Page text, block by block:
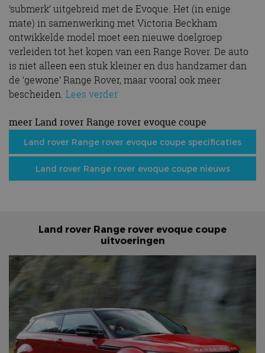
‘submerk’ uitgebreid met de Evoque. Het (in enige
mate) in samenwerking met Victoria Beckham
ontwikkelde model moet een nieuwe doelgroep
verleiden tot het kopen van een Range Rover. De auto
is niet alleen een stuk kleiner en dus handzamer dan
de ‘gewone’ Range Rover, maar vooral ook meer
bescheiden. Lees verder
meer Land rover Range rover evoque coupe
Land rover Range rover evoque coupe specificaties
Land rover Range rover evoque coupe nieuws
Land rover Range rover evoque coupe
uitvoeringen